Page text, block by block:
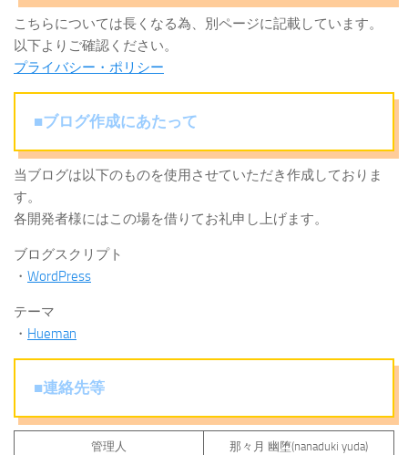
こちらについては長くなる為、別ページに記載しています。
以下よりご確認ください。
プライバシー・ポリシー
■ブログ作成にあたって
当ブログは以下のものを使用させていただき作成しておりま
す。
各開発者様にはこの場を借りてお礼申し上げます。
ブログスクリプト
・ WordPress
テーマ
・ Hueman
■連絡先等
管理人 那々月 幽堕(nanaduki yuda)